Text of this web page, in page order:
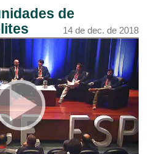
de
14 de dec. de 2018
de New Space España 2018
de nov. de 2018
de Aarón Nercellas
de nov. de 2018